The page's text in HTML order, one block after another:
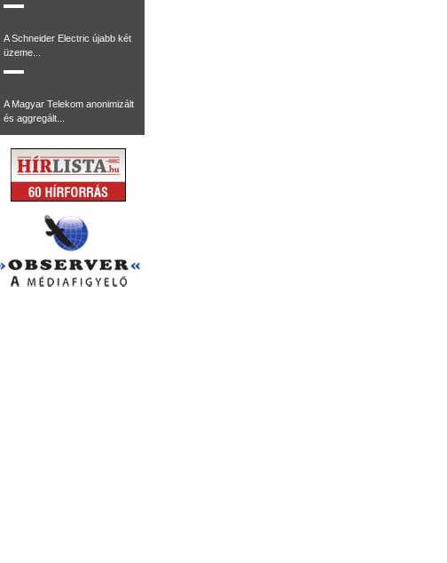
A Schneider Electric újabb két
üzeme...
A Magyar Telekom anonimizált
és aggregált...